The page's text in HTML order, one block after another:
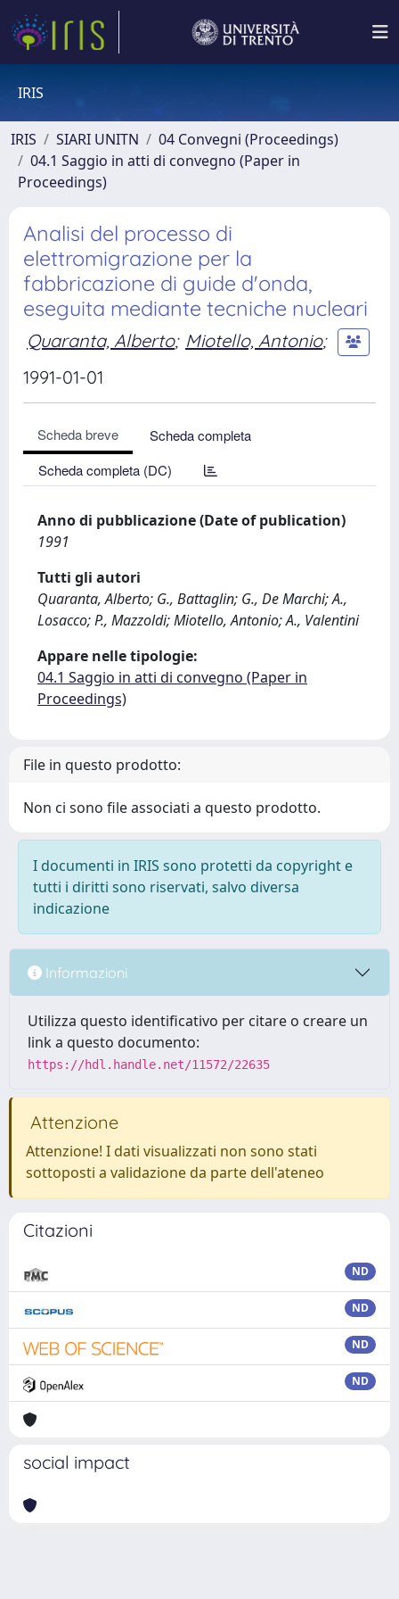
IRIS
IRIS SIARI UNITN
04 Convegni (Proceedings)
04.1 Saggio in atti di convegno (Paper in
Proceedings)
Analisi del processo di
elettromigrazione per la
fabbricazione di guide d'onda,
eseguita mediante tecniche nucleari
Quaranta, Alberto; Miotello, Antonio;
1991-01-01
Scheda breve
Scheda completa
Scheda completa (DC)
Anno di pubblicazione (Date of publication)
1991
Tutti gli autori
Quaranta, Alberto; G., Battaglin; G., De Marchi; A.,
Losacco; P., Mazzoldi; Miotello, Antonio; A., Valentini
Appare nelle tipologie:
04.1 Saggio in atti di convegno (Paper in
Proceedings)
File in questo prodotto:
Non ci sono file associati a questo prodotto.
I documenti in IRIS sono protetti da copyright e
tutti i diritti sono riservati, salvo diversa
indicazione
Informazioni
Utilizza questo identificativo per citare o creare un
link a questo documento:
https://hdl.handle.net/11572/22635
Attenzione
Attenzione! I dati visualizzati non sono stati
sottoposti a validazione da parte dell'ateneo
Citazioni
ND
ND
ND
ND
social impact